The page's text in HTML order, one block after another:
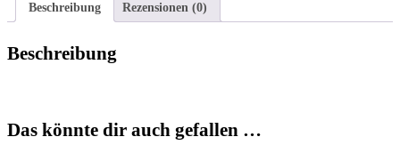
Beschreibung
Rezensionen (0)
Beschreibung
Das könnte dir auch gefallen …